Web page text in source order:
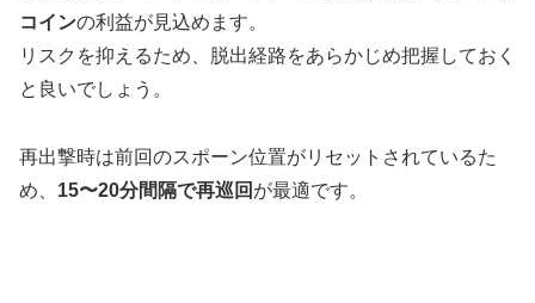
コインの利益が見込めます。
リスクを抑えるため、脱出経路をあらかじめ把握しておく
と良いでしょう。
再出撃時は前回のスポーン位置がリセットされているた
め、 15〜20分間隔で再巡回 が最適です。